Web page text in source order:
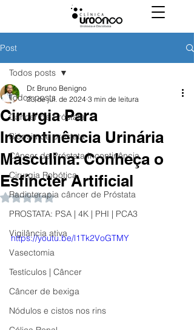
Post
Todos posts
Câncer de Próstata
Biópsia de próstata
Câncer de Próstata Incontinência
Cirurgia Robótica
Radioterapia câncer de Próstata
PROSTATA: PSA | 4K | PHI | PCA3
Vigilância ativa
Vasectomia
Testículos | Câncer
Câncer de bexiga
Nódulos e cistos nos rins
Todos posts
Cirurgia Para
Incontinência Urinária
Masculina: Conheça o
Esfíncter Artificial
Dr. Bruno Benigno
23 de jul. de 2024 3 min de leitura
Avaliado com NaN de 5 estrelas.
https://youtu.be/l1Tk2VoGTMY